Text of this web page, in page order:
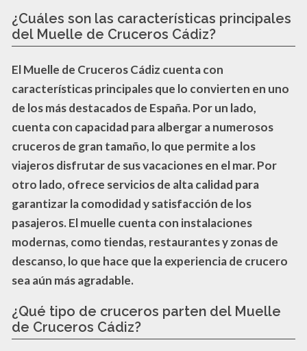
¿Cuáles son las características principales
del Muelle de Cruceros Cádiz?
El Muelle de Cruceros Cádiz cuenta con
características principales que lo convierten en uno
de los más destacados de España. Por un lado,
cuenta con capacidad para albergar a numerosos
cruceros de gran tamaño, lo que permite a los
viajeros disfrutar de sus vacaciones en el mar. Por
otro lado, ofrece servicios de alta calidad para
garantizar la comodidad y satisfacción de los
pasajeros. El muelle cuenta con instalaciones
modernas, como tiendas, restaurantes y zonas de
descanso, lo que hace que la experiencia de crucero
sea aún más agradable.
¿Qué tipo de cruceros parten del Muelle
de Cruceros Cádiz?